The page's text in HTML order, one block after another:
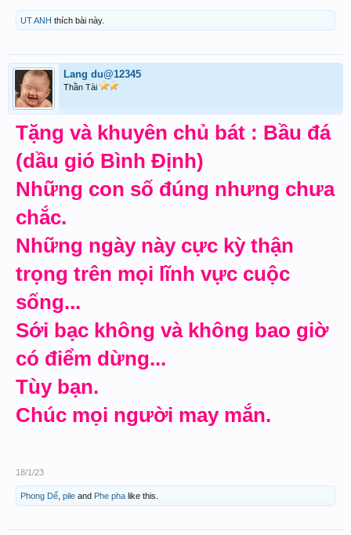
UT ANH thích bài này.
Lang du@12345
Thần Tài
Tặng và khuyên chủ bát : Bầu đá
(dầu gió Bình Định)
Những con số đúng nhưng chưa
chắc.
Những ngày này cực kỳ thận
trọng trên mọi lĩnh vực cuộc
sống...
Sới bạc không và không bao giờ
có điểm dừng...
Tùy bạn.
Chúc mọi người may mắn.
18/1/23
Phong Dế pile and Phe pha like this.